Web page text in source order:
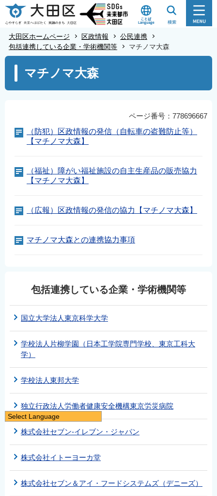
こ
の
ジ
大田区ホームページ 区政情報
公民連携
包括連携している企業・学術機関等
マチノマ大森
こ
マチノマ大森
ページ番号：778696667
（防犯）区政情報の発信（自転車の盗難防止等）
【マチノマ大森】
（福祉）障がい福祉施設の自主生産品の販売協力
【マチノマ大森】
（広報）区政情報の発信の協力【マチノマ大森】
マチノマ大森との連携協力事項
包括連携している企業・学術機関等
国立大学法人東京科学大学
学校法人片柳学園（日本工学院専門学校、東京工科大
学）
学校法人東邦大学
独立行政法人労働者健康安全機構東京労災病院
株式会社セブン-イレブン・ジャパン
株式会社イトーヨーカ堂
株式会社セブン＆アイ・フードシステムズ（デニーズ）
Select Language
日本語
English
简体中文
한국어